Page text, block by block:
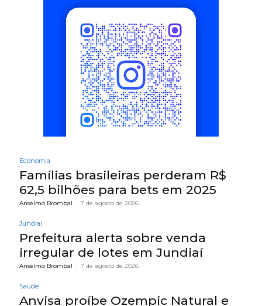
Economia
Famílias brasileiras perderam R$
62,5 bilhões para bets em 2025
Anselmo Brombal - 7 de agosto de 2026
Jundiaí
Prefeitura alerta sobre venda
irregular de lotes em Jundiaí
Anselmo Brombal - 7 de agosto de 2026
Saúde
Anvisa proíbe Ozempic Natural e